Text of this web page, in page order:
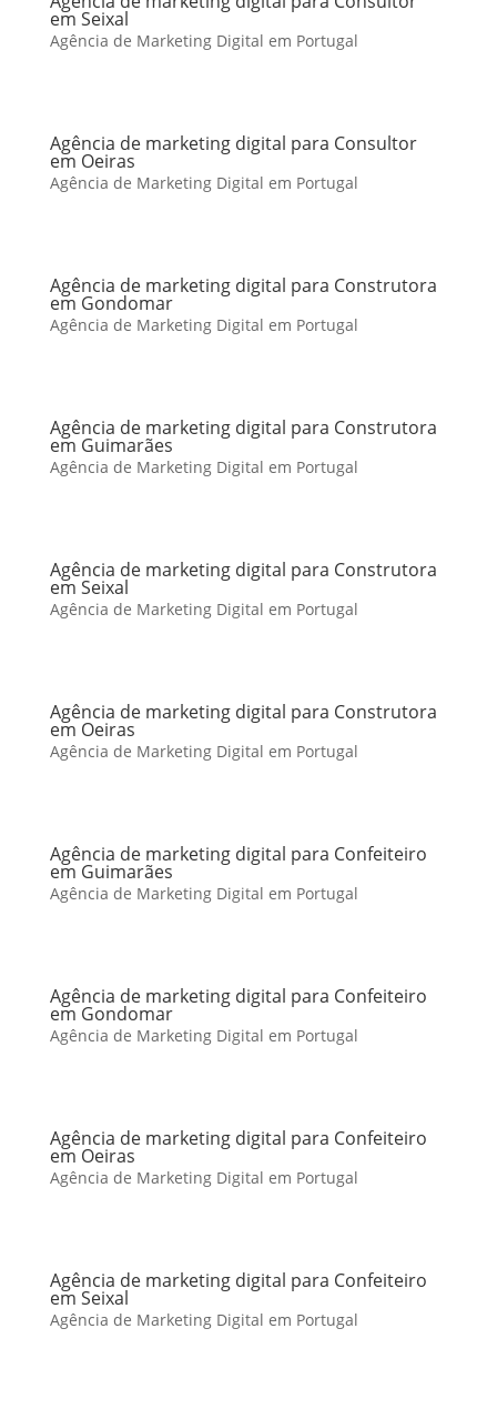
em Seixal
Agência de Marketing Digital em Portugal
Agência de marketing digital para Consultor
em Oeiras
Agência de Marketing Digital em Portugal
Agência de marketing digital para Construtora
em Gondomar
Agência de Marketing Digital em Portugal
Agência de marketing digital para Construtora
em Guimarães
Agência de Marketing Digital em Portugal
Agência de marketing digital para Construtora
em Seixal
Agência de Marketing Digital em Portugal
Agência de marketing digital para Construtora
em Oeiras
Agência de Marketing Digital em Portugal
Agência de marketing digital para Confeiteiro
em Guimarães
Agência de Marketing Digital em Portugal
Agência de marketing digital para Confeiteiro
em Gondomar
Agência de Marketing Digital em Portugal
Agência de marketing digital para Confeiteiro
em Oeiras
Agência de Marketing Digital em Portugal
Agência de marketing digital para Confeiteiro
em Seixal
Agência de Marketing Digital em Portugal